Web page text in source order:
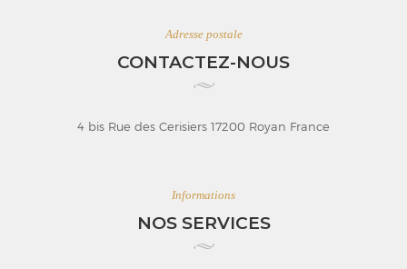
Adresse postale
CONTACTEZ-NOUS
4 bis Rue des Cerisiers 17200 Royan France
Informations
NOS SERVICES